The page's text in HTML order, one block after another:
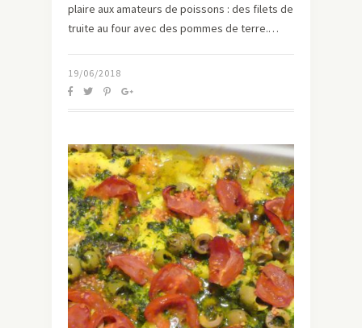
plaire aux amateurs de poissons : des filets de
truite au four avec des pommes de terre.…
19/06/2018